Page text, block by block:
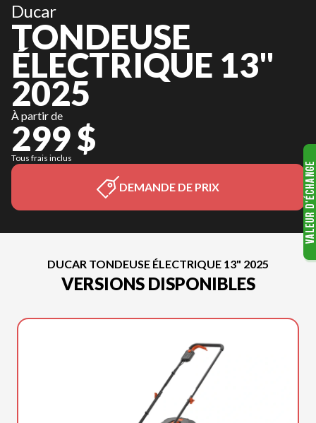
Ducar
TONDEUSE
ÉLECTRIQUE 13"
2025
À partir de
299 $
Tous frais inclus
DEMANDE DE PRIX
DUCAR TONDEUSE ÉLECTRIQUE 13" 2025
VERSIONS DISPONIBLES